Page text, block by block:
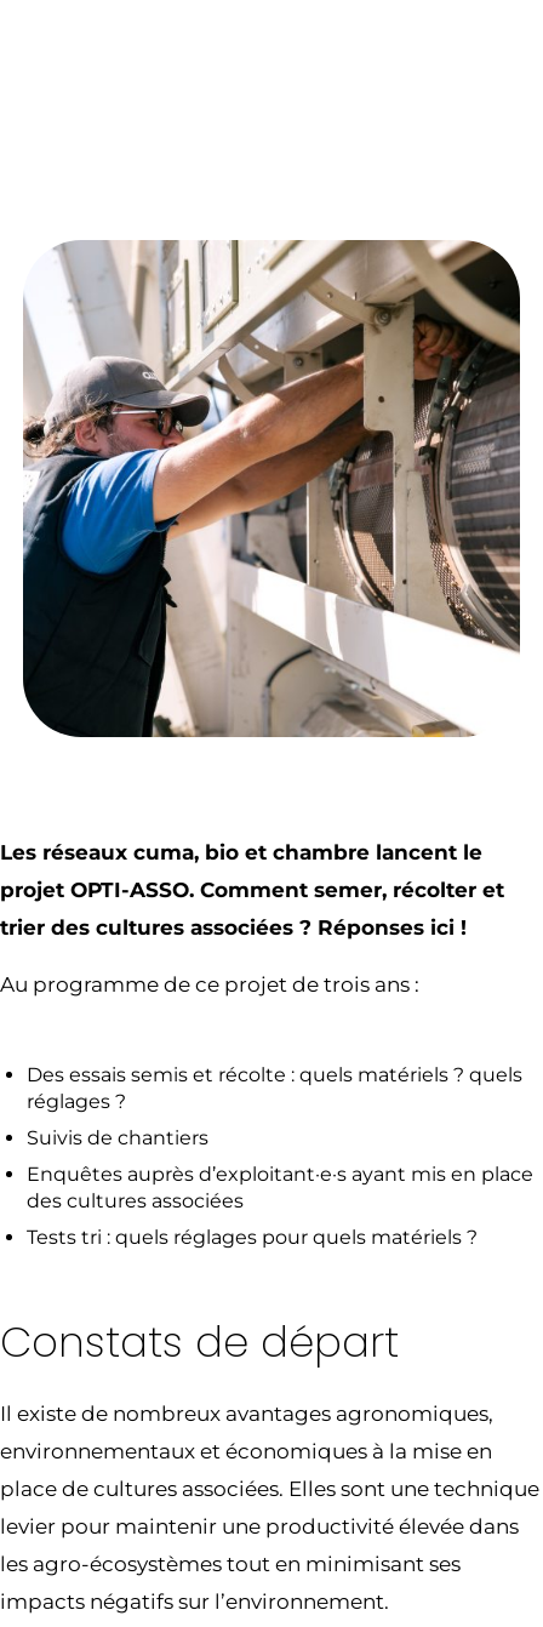
Les réseaux cuma, bio et chambre lancent le
projet OPTI-ASSO. Comment semer, récolter et
trier des cultures associées ? Réponses ici !
Au programme de ce projet de trois ans :
Des essais semis et récolte : quels matériels ? quels
réglages ?
Suivis de chantiers
Enquêtes auprès d’exploitant·e·s ayant mis en place
des cultures associées
Tests tri : quels réglages pour quels matériels ?
Constats de départ
Il existe de nombreux avantages agronomiques,
environnementaux et économiques à la mise en
place de cultures associées. Elles sont une technique
levier pour maintenir une productivité élevée dans
les agro-écosystèmes tout en minimisant ses
impacts négatifs sur l’environnement.